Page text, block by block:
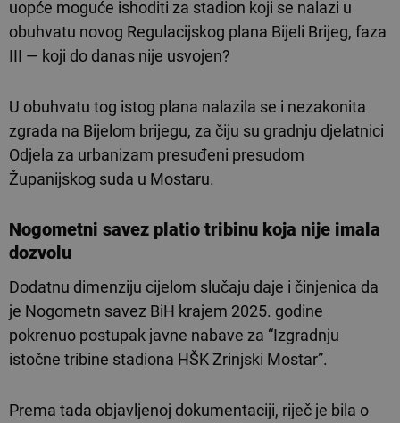
uopće moguće ishoditi za stadion koji se nalazi u
obuhvatu novog Regulacijskog plana Bijeli Brijeg, faza
III — koji do danas nije usvojen?
U obuhvatu tog istog plana nalazila se i nezakonita
zgrada na Bijelom brijegu, za čiju su gradnju djelatnici
Odjela za urbanizam presuđeni presudom
Županijskog suda u Mostaru.
Nogometni savez platio tribinu koja nije imala
dozvolu
Dodatnu dimenziju cijelom slučaju daje i činjenica da
je Nogometn savez BiH krajem 2025. godine
pokrenuo postupak javne nabave za “Izgradnju
istočne tribine stadiona HŠK Zrinjski Mostar”.
Prema tada objavljenoj dokumentaciji, riječ je bila o